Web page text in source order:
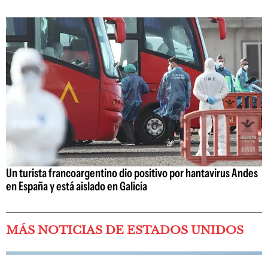
Un turista francoargentino dio positivo por hantavirus Andes
en España y está aislado en Galicia
MÁS NOTICIAS DE ESTADOS UNIDOS